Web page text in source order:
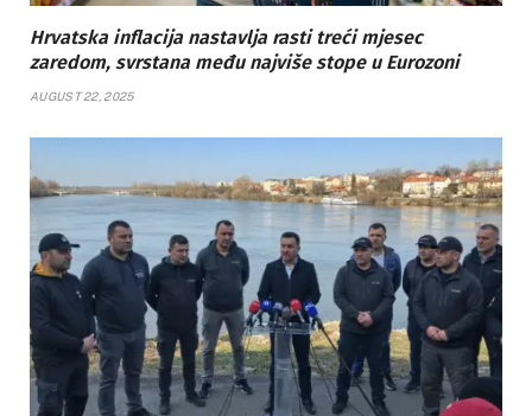
Hrvatska inflacija nastavlja rasti treći mjesec
zaredom, svrstana među najviše stope u Eurozoni
AUGUST 22, 2025